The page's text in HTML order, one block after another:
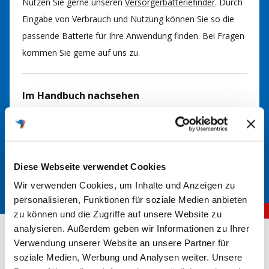
Diese Webseite verwendet Cookies
Wir verwenden Cookies, um Inhalte und Anzeigen zu
personalisieren, Funktionen für soziale Medien anbieten
zu können und die Zugriffe auf unsere Website zu
analysieren. Außerdem geben wir Informationen zu Ihrer
Verwendung unserer Website an unsere Partner für
soziale Medien, Werbung und Analysen weiter. Unsere
Eingabe von Verbrauch und Nutzung können Sie so die
passende Batterie für Ihre Anwendung finden. Bei Fragen
kommen Sie gerne auf uns zu.
Im Handbuch nachsehen
Informationen über den richtigen Batterietyp. Hier werden